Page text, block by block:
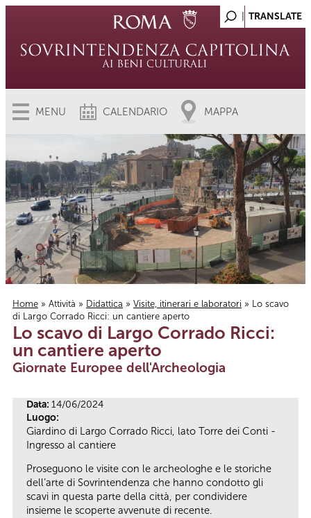
MENU CALENDARIO MAPPA
Tu sei qui
Home » Attività » Didattica » Visite, itinerari e laboratori » Lo scavo
di Largo Corrado Ricci: un cantiere aperto
Lo scavo di Largo Corrado Ricci:
un cantiere aperto
Giornate Europee dell'Archeologia
Data: 14/06/2024
Luogo:
Giardino di Largo Corrado Ricci, lato Torre dei Conti -
Ingresso al cantiere
Proseguono le visite con le archeologhe e le storiche
dell’arte di Sovrintendenza che hanno condotto gli
scavi in questa parte della città, per condividere
insieme le scoperte avvenute di recente.